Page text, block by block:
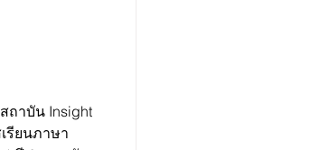
ถาบัน Insight
รียนภาษา